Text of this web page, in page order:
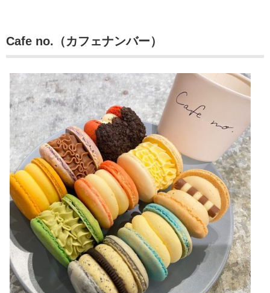
Cafe no.（カフェナンバー）